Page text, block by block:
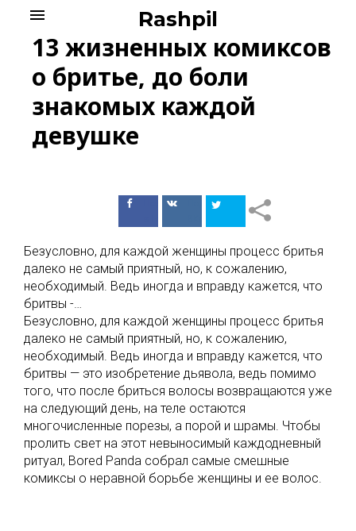
content
Rashpil
menu
13 жизненных комиксов
о бритье, до боли
знакомых каждой
девушке
ПоделитьсяПоделиться
Безусловно, для каждой женщины процесс бритья
далеко не самый приятный, но, к сожалению,
необходимый. Ведь иногда и вправду кажется, что
бритвы -…
Безусловно, для каждой женщины процесс бритья
далеко не самый приятный, но, к сожалению,
необходимый. Ведь иногда и вправду кажется, что
бритвы — это изобретение дьявола, ведь помимо
того, что после бриться волосы возвращаются уже
на следующий день, на теле остаются
многочисленные порезы, а порой и шрамы. Чтобы
пролить свет на этот невыносимый каждодневный
ритуал, Bored Panda собрал самые смешные
комиксы о неравной борьбе женщины и ее волос.